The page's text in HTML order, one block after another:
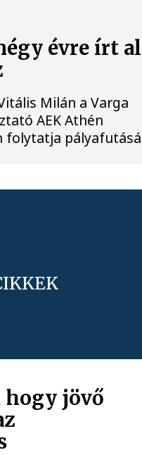
évre írt
Milán a Varga
AEK Athén
folytatja
hogy jövő